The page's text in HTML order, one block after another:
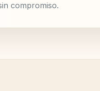
compromiso.